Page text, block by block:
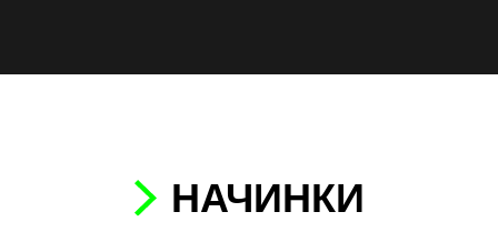
НАЧИНКИ